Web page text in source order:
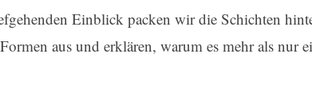
Einblick packen wir die Schichten
aus und erklären, warum es mehr als nur